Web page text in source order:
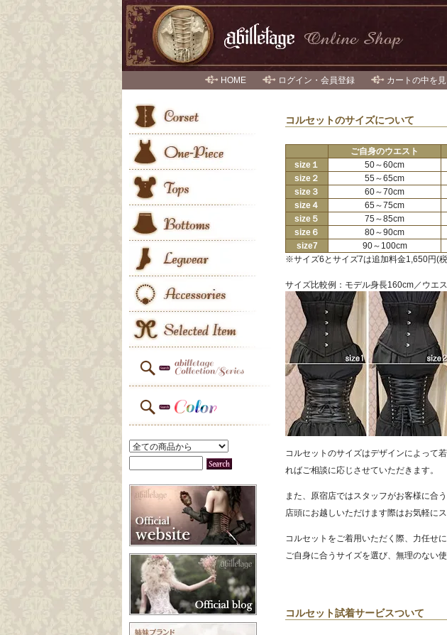
HOME ログイン・会員登録 カートの中を
コルセットのサイズについて
ご自身のウエスト
size１
50～60cm
size２
55～65cm
size３
60～70cm
size４
65～75cm
size５
75～85cm
size６
80～90cm
size7
90～100cm
※サイズ6とサイズ7は追加料金1,650円(税
サイズ比較例：モデル身長160cm／ウエ
コルセットのサイズはデザインによって
ればご相談に応じさせていただきます。
また、原宿店ではスタッフがお客様に合
店頭にお越しいただけます際はお気軽に
コルセットをご着用いただく際、力任せ
ご自身に合うサイズを選び、無理のない
コルセット試着サービスついて